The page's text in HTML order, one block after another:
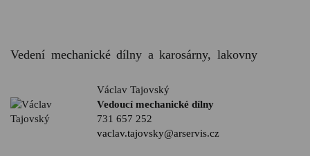
Vedení mechanické dílny a karosárny, lakovny
Václav Tajovský
Vedoucí mechanické dílny
731 657 252
vaclav.tajovsky@arservis.cz